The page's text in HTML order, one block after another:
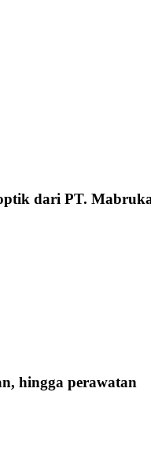
dari PT.
hingga perawatan